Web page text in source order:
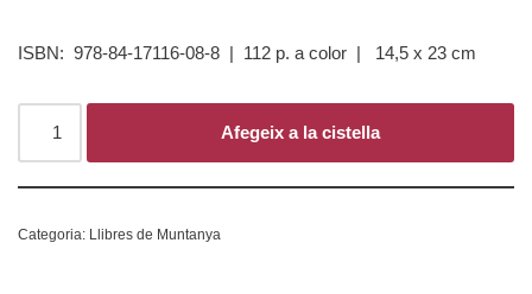
ISBN: 978-84-17116-08-8 | 112 p. a color | 14,5 x 23 cm
Afegeix a la cistella
Categoria: Llibres de Muntanya